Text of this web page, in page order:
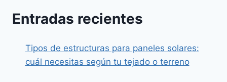
Entradas recientes
Tipos de estructuras para paneles solares:
cuál necesitas según tu tejado o terreno